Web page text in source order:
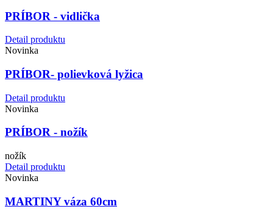
PRÍBOR - vidlička
Detail produktu
Novinka
PRÍBOR- polievková lyžica
Detail produktu
Novinka
PRÍBOR - nožík
nožík
Detail produktu
Novinka
MARTINY váza 60cm